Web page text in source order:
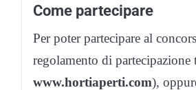
Come partecipare
Per poter partecipare al
regolamento di
www.hortiaperti.com),